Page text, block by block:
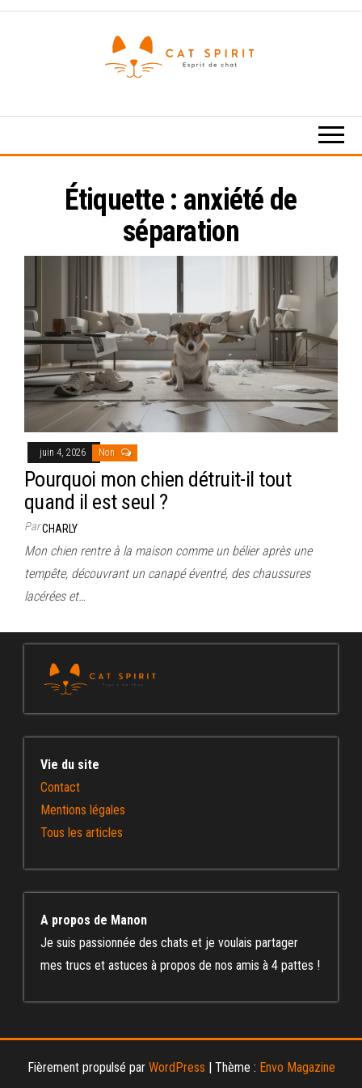
chat
Étiquette : anxiété de
séparation
juin 4, 2026 Non
Pourquoi mon chien détruit-il tout
quand il est seul ?
ParCHARLY
Mon chien rentre à la maison comme un bélier après une
tempête, découvrant un canapé éventré, des chaussures
lacérées et…
Vie du site
Contact
Mentions légales
Tous les articles
A propos de Manon
Je suis passionnée des chats et je voulais partager
mes trucs et astuces à propos de nos amis à 4 pattes !
Fièrement propulsé par WordPress Thème : Envo Magazine